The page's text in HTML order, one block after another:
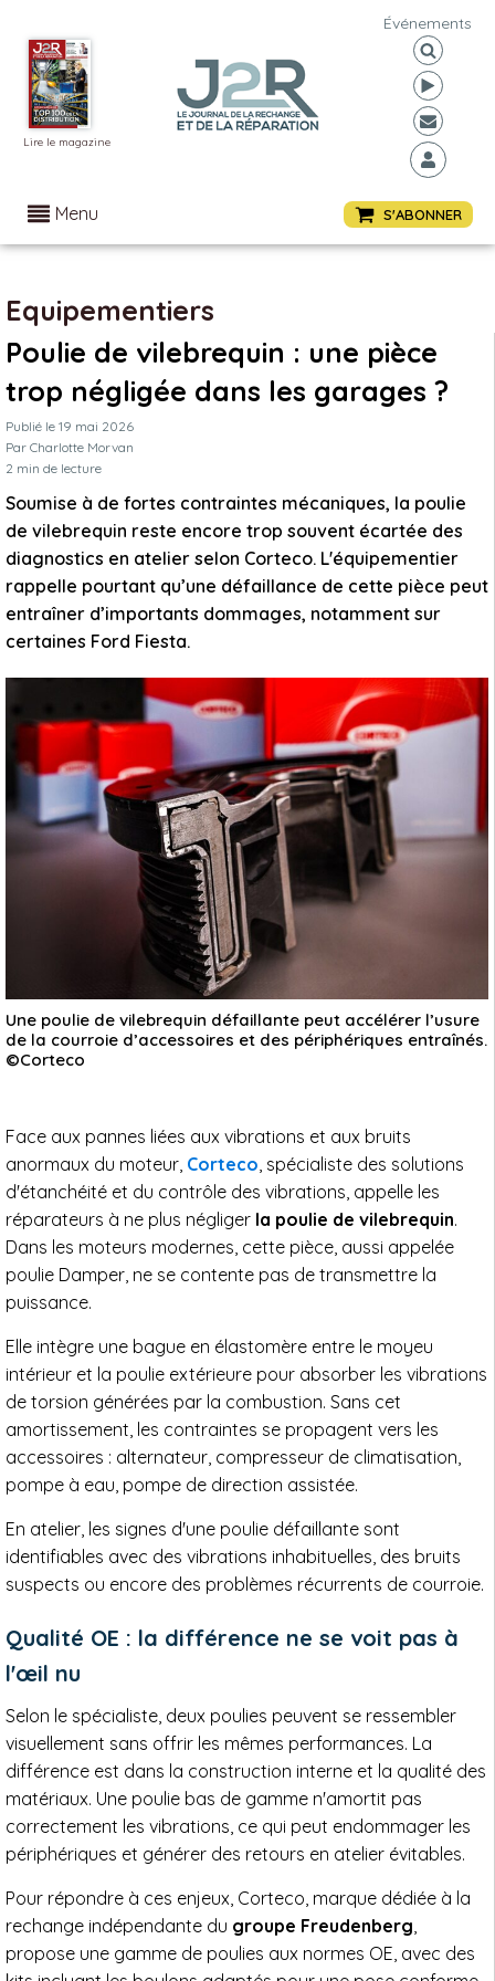
Lire le magazine
Événements
Menu S'ABONNER
Equipementiers
Poulie de vilebrequin : une pièce
trop négligée dans les garages ?
Publié le 19 mai 2026
Par Charlotte Morvan
2 min de lecture
Soumise à de fortes contraintes mécaniques, la poulie
de vilebrequin reste encore trop souvent écartée des
diagnostics en atelier selon Corteco. L'équipementier
rappelle pourtant qu’une défaillance de cette pièce peut
entraîner d’importants dommages, notamment sur
certaines Ford Fiesta.
Une poulie de vilebrequin défaillante peut accélérer l’usure
de la courroie d’accessoires et des périphériques entraînés.
©Corteco
Face aux pannes liées aux vibrations et aux bruits
anormaux du moteur, Corteco, spécialiste des solutions
d'étanchéité et du contrôle des vibrations, appelle les
réparateurs à ne plus négliger la poulie de vilebrequin.
Dans les moteurs modernes, cette pièce, aussi appelée
poulie Damper, ne se contente pas de transmettre la
puissance.
Elle intègre une bague en élastomère entre le moyeu
intérieur et la poulie extérieure pour absorber les vibrations
de torsion générées par la combustion. Sans cet
amortissement, les contraintes se propagent vers les
accessoires : alternateur, compresseur de climatisation,
pompe à eau, pompe de direction assistée.
En atelier, les signes d'une poulie défaillante sont
identifiables avec des vibrations inhabituelles, des bruits
suspects ou encore des problèmes récurrents de courroie.
Qualité OE : la différence ne se voit pas à
l'œil nu
Selon le spécialiste, deux poulies peuvent se ressembler
visuellement sans offrir les mêmes performances. La
différence est dans la construction interne et la qualité des
matériaux. Une poulie bas de gamme n'amortit pas
correctement les vibrations, ce qui peut endommager les
périphériques et générer des retours en atelier évitables.
Pour répondre à ces enjeux, Corteco, marque dédiée à la
rechange indépendante du groupe Freudenberg,
propose une gamme de poulies aux normes OE, avec des